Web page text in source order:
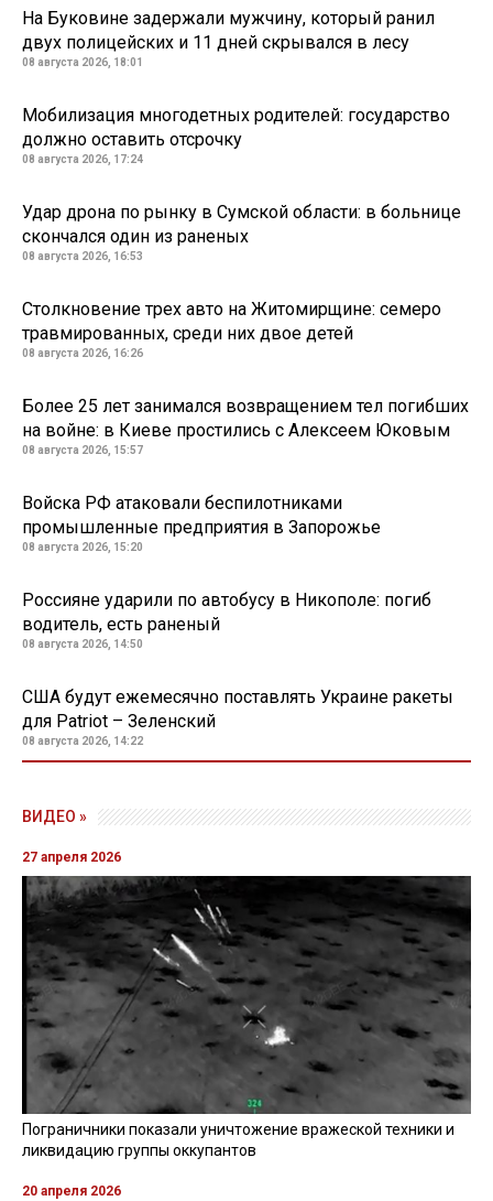
На Буковине задержали мужчину, который ранил
двух полицейских и 11 дней скрывался в лесу
08 августа 2026, 18:01
Мобилизация многодетных родителей: государство
должно оставить отсрочку
08 августа 2026, 17:24
Удар дрона по рынку в Сумской области: в больнице
скончался один из раненых
08 августа 2026, 16:53
Столкновение трех авто на Житомирщине: семеро
травмированных, среди них двое детей
08 августа 2026, 16:26
Более 25 лет занимался возвращением тел погибших
на войне: в Киеве простились с Алексеем Юковым
08 августа 2026, 15:57
Войска РФ атаковали беспилотниками
промышленные предприятия в Запорожье
08 августа 2026, 15:20
Россияне ударили по автобусу в Никополе: погиб
водитель, есть раненый
08 августа 2026, 14:50
США будут ежемесячно поставлять Украине ракеты
для Patriot – Зеленский
08 августа 2026, 14:22
ВИДЕО »
27 апреля 2026
Пограничники показали уничтожение вражеской техники и
ликвидацию группы оккупантов
20 апреля 2026